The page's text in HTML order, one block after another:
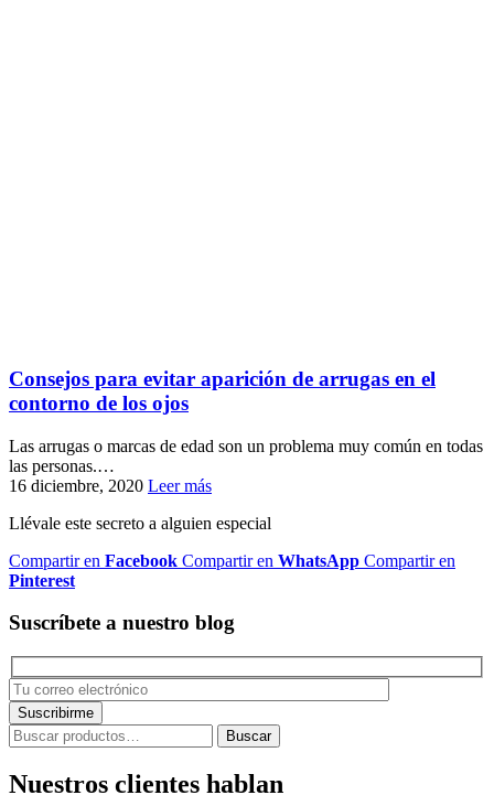
Consejos para evitar aparición de arrugas en el
contorno de los ojos
Las arrugas o marcas de edad son un problema muy común en todas
las personas.…
16 diciembre, 2020 Leer más
Llévale este secreto a alguien especial
Compartir en Facebook Compartir en WhatsApp Compartir en
Pinterest
Suscríbete a nuestro blog
Buscar
por:
Buscar
Nuestros clientes hablan